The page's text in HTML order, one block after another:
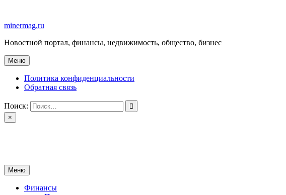
содержимому
minermag.ru
Новостной портал, финансы, недвижимость, общество, бизнес
Меню
Политика конфиденциальности
Обратная связь
Поиск:
×
Меню
Финансы